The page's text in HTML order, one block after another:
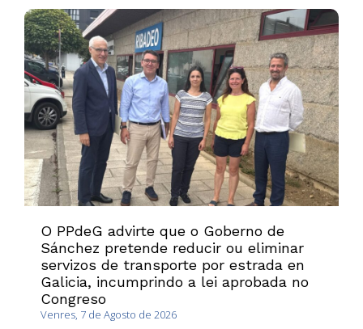
O PPdeG advirte que o Goberno de
Sánchez pretende reducir ou eliminar
servizos de transporte por estrada en
Galicia, incumprindo a lei aprobada no
Congreso
Venres, 7 de Agosto de 2026